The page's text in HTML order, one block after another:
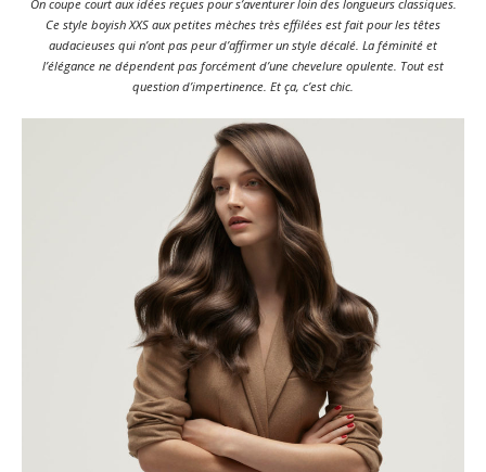
On coupe court aux idées reçues pour s’aventurer loin des longueurs classiques.
Ce style boyish XXS aux petites mèches très effilées est fait pour les têtes
audacieuses qui n’ont pas peur d’affirmer un style décalé. La féminité et
l’élégance ne dépendent pas forcément d’une chevelure opulente. Tout est
question d’impertinence. Et ça, c’est chic.